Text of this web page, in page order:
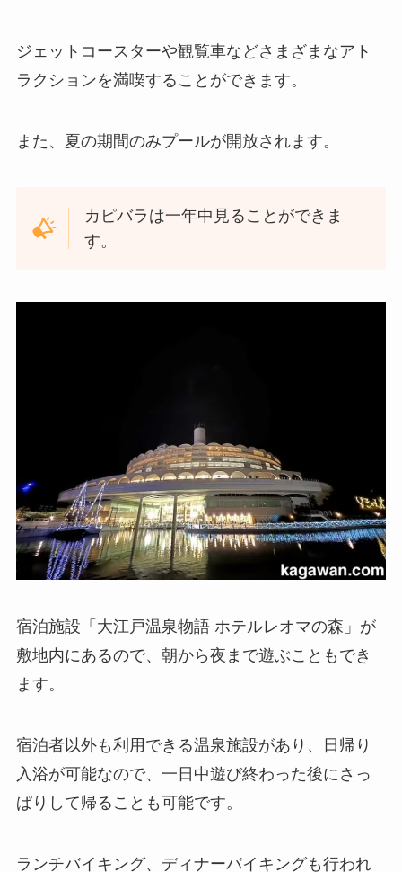
ジェットコースターや観覧車などさまざまなアト
ラクションを満喫することができます。
また、夏の期間のみプールが開放されます。
カピバラは一年中見ることができま
す。
宿泊施設「大江戸温泉物語 ホテルレオマの森」が
敷地内にあるので、朝から夜まで遊ぶこともでき
ます。
宿泊者以外も利用できる温泉施設があり、日帰り
入浴が可能なので、一日中遊び終わった後にさっ
ぱりして帰ることも可能です。
ランチバイキング、ディナーバイキングも行われ